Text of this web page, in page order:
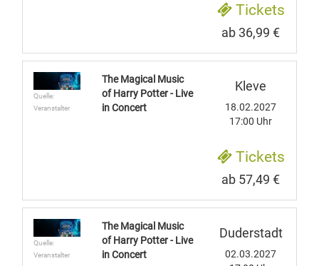
Tickets
ab 36,99 €
Quelle:
Veranstalter
The Magical Music
of Harry Potter - Live
in Concert
Kleve
18.02.2027
17:00 Uhr
Tickets
ab 57,49 €
Quelle:
Veranstalter
The Magical Music
of Harry Potter - Live
in Concert
Duderstadt
02.03.2027